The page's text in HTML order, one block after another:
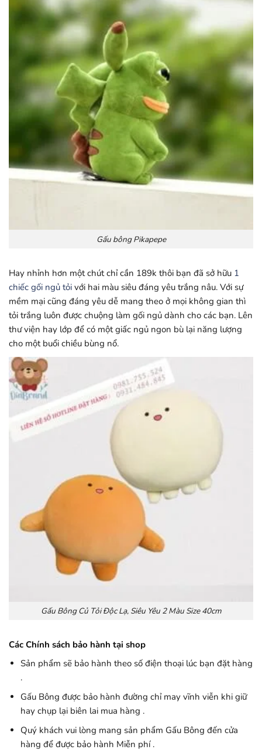
Gấu bông Pikapepe
Hay nhỉnh hơn một chút chỉ cần 189k thôi bạn đã sở hữu 1
chiếc gối ngủ tỏi với hai màu siêu đáng yêu trắng nâu. Với sự
mềm mại cũng đáng yêu dễ mang theo ở mọi không gian thì
tỏi trắng luôn được chuộng làm gối ngủ dành cho các bạn. Lên
thư viện hay lớp để có một giấc ngủ ngon bù lại năng lượng
cho một buổi chiều bùng nổ.
Gấu Bông Củ Tỏi Độc Lạ, Siêu Yêu 2 Màu Size 40cm
Các Chính sách bảo hành tại shop
Sản phẩm sẽ bảo hành theo số điện thoại lúc bạn đặt hàng
.
Gấu Bông được bảo hành đường chỉ may vĩnh viễn khi giữ
hay chụp lại biên lai mua hàng .
Quý khách vui lòng mang sản phẩm Gấu Bông đến cửa
hàng để được bảo hành Miễn phí .